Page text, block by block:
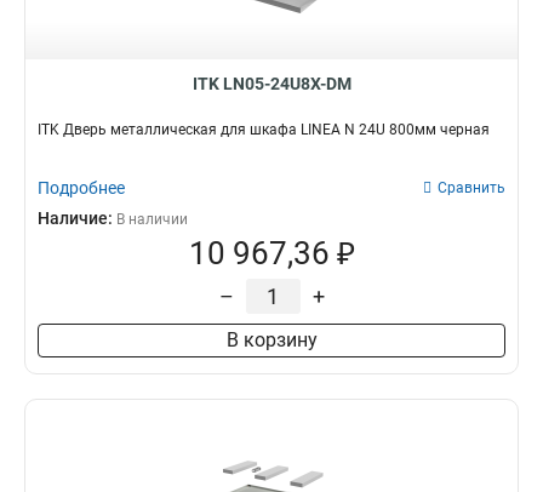
ITK LN05-24U8X-DM
ITK Дверь металлическая для шкафа LINEA N 24U 800мм черная
Подробнее Сравнить
Наличие: В наличии
10 967,36 ₽
– +
В корзину